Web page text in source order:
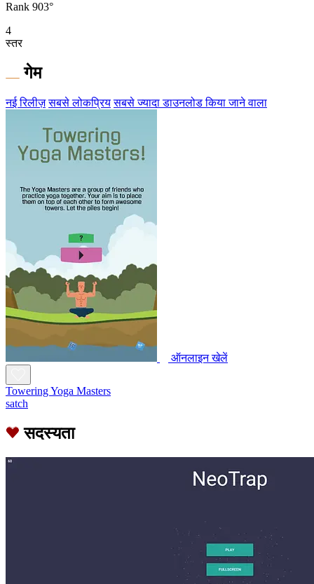
Rank 903°
4
स्तर
गेम
नई रिलीज़ सबसे लोकप्रिय सबसे ज्यादा डाउनलोड किया जाने वाला
ऑनलाइन खेलें
Towering Yoga Masters
satch
सदस्यता